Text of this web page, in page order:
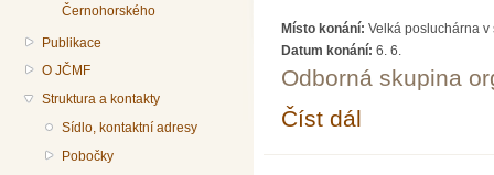
Černohorského
Publikace
O JČMF
Struktura a kontakty
Sídlo, kontaktní adresy
Pobočky
Místo konání: Velká posluchárna v
Datum konání: 6. 6.
Odborná skupina
Číst dál